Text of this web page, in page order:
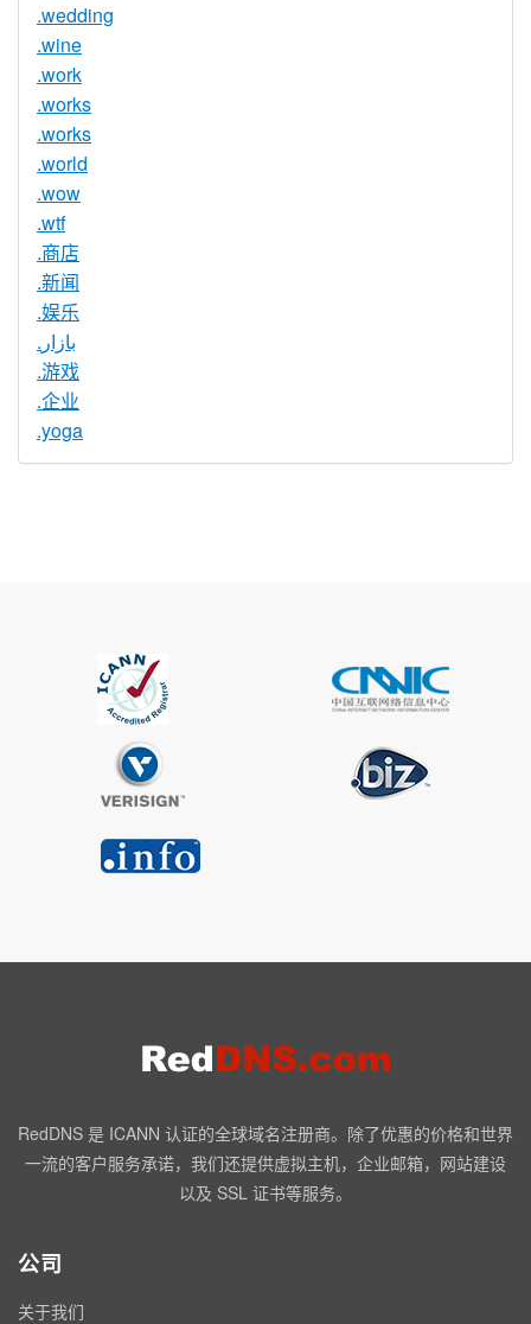
.wedding
.wine
.work
.works
.works
.world
.wow
.wtf
.商店
.新闻
.娱乐
.بازار
.游戏
.企业
.yoga
RedDNS 是 ICANN 认证的全球域名注册商。除了优惠的价格和世界
一流的客户服务承诺，我们还提供虚拟主机，企业邮箱，网站建设
以及 SSL 证书等服务。
公司
关于我们